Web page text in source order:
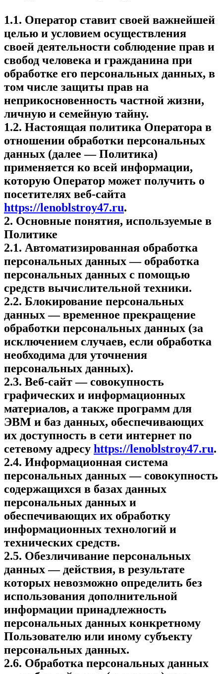
1.1. Оператор ставит своей важнейшей
целью и условием осуществления
своей деятельности соблюдение прав и
свобод человека и гражданина при
обработке его персональных данных, в
том числе защиты прав на
неприкосновенность частной жизни,
личную и семейную тайну.
1.2. Настоящая политика Оператора в
отношении обработки персональных
данных (далее — Политика)
применяется ко всей информации,
которую Оператор может получить о
посетителях веб-сайта
https://lenoblstroy47.ru.
2. Основные понятия, используемые в
Политике
2.1. Автоматизированная обработка
персональных данных — обработка
персональных данных с помощью
средств вычислительной техники.
2.2. Блокирование персональных
данных — временное прекращение
обработки персональных данных (за
исключением случаев, если обработка
необходима для уточнения
персональных данных).
2.3. Веб-сайт — совокупность
графических и информационных
материалов, а также программ для
ЭВМ и баз данных, обеспечивающих
их доступность в сети интернет по
сетевому адресу https://lenoblstroy47.ru.
2.4. Информационная система
персональных данных — совокупность
содержащихся в базах данных
персональных данных и
обеспечивающих их обработку
информационных технологий и
технических средств.
2.5. Обезличивание персональных
данных — действия, в результате
которых невозможно определить без
использования дополнительной
информации принадлежность
персональных данных конкретному
Пользователю или иному субъекту
персональных данных.
2.6. Обработка персональных данных